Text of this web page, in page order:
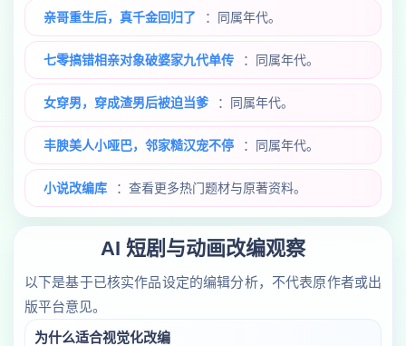
亲哥重生后，真千金回归了 ：同属年代。
七零搞错相亲对象破婆家九代单传 ：同属年代。
女穿男，穿成渣男后被迫当爹 ：同属年代。
丰腴美人小哑巴，邻家糙汉宠不停 ：同属年代。
小说改编库 ：查看更多热门题材与原著资料。
AI 短剧与动画改编观察
以下是基于已核实作品设定的编辑分析，不代表原作者或出
版平台意见。
为什么适合视觉化改编